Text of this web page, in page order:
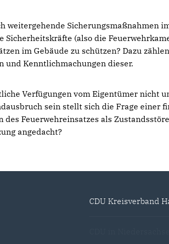
weitergehende Sicherungsmaßnahmen
Sicherheitskräfte (also die
im Gebäude zu schützen? Dazu
und Kenntlichmachungen dieser.
Verfügungen vom Eigentümer nicht
sein stellt sich die Frage einer
des Feuerwehreinsatzes als
angedacht?
CDU Kreisverband